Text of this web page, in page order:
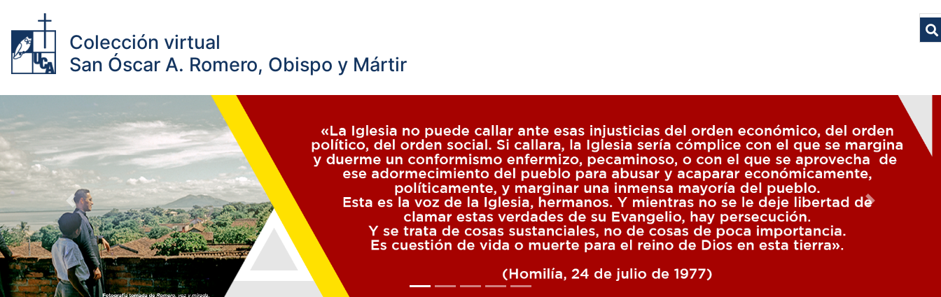
Colección virtual
San Óscar A. Romero, Obispo y Mártir